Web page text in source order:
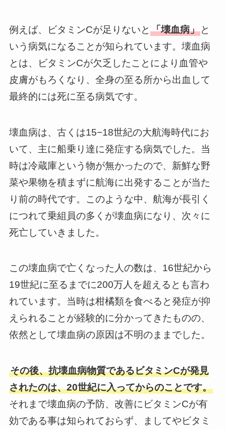
例えば、ビタミンCが足りないと 「壊血病」と
いう病気になることが知られています。壊血病
とは、ビタミンCが欠乏したことにより血管や
皮膚がもろくなり、全身の至る所から出血して
最終的には死に至る病気です。
壊血病は、古くは15−18世紀の大航海時代にお
いて、主に船乗り達に発症する病気でした。当
時は冷蔵庫という物が無かったので、新鮮な野
菜や果物を積まずに航海に出発することが当た
り前の時代です。このような中、航海が長引く
につれて乗組員の多くが壊血病になり、次々に
死亡していきました。
この壊血病で亡くなった人の数は、16世紀から
19世紀に至るまでに200万人を超えるとも言わ
れています。当時は柑橘類を食べると発症が抑
えられることが経験的に分かってきたものの、
依然として壊血病の原因は不明のままでした。
その後、抗壊血病物質であるビタミンCが発見
されたのは、20世紀に入ってからのことです。
それまで壊血病の予防、改善にビタミンCが有
効である事は知られておらず、ましてやビタミ